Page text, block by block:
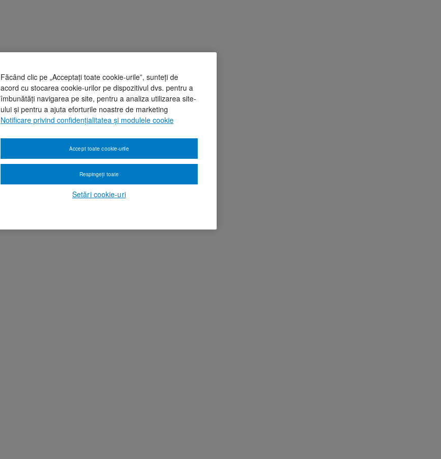
Făcând clic pe „Acceptați toate cookie-urile”, sunteți de
acord cu stocarea cookie-urilor pe dispozitivul dvs. pentru a
îmbunătăți navigarea pe site, pentru a analiza utilizarea site-
ului și pentru a ajuta eforturile noastre de marketing
Notificare privind confidențialitatea și modulele cookie
Setări cookie-uri
Respingeți toate
Accept toate cookie-urile